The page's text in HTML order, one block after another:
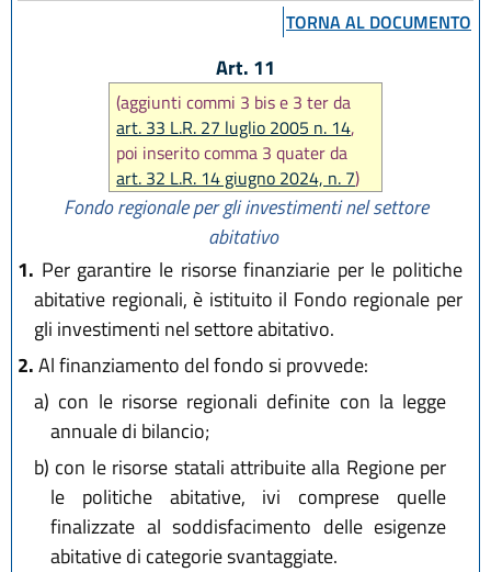
L.R. 22 dicembre 2005 n. 20
L.R. 29 dicembre 2006 n. 20
L.R. 22 dicembre 2009 n. 24
L.R. 22 dicembre 2011 n. 21
L.R. 13 dicembre 2013 n. 24
L.R. 27 giugno 2014 n. 7
L.R. 30 aprile 2015 n. 2
L.R. 15 luglio 2016 n. 11
L.R. 23 dicembre 2016 n. 25
L.R. 1 agosto 2017, n. 18
L.R. 22 ottobre 2018, n. 14
L.R. 30 luglio 2019, n. 13
L.R. 1 agosto 2019, n. 17
L.R. 29 dicembre 2020, n. 11
L.R. 3 agosto 2022, n. 11
L.R. 14 giugno 2024, n. 7
L.R. 11 giugno 2026, n. 6
TORNA AL DOCUMENTO
Art. 11
(aggiunti commi 3 bis e 3 ter da
art. 33 L.R. 27 luglio 2005 n. 14,
poi inserito comma 3 quater da
art. 32 L.R. 14 giugno 2024, n. 7)
Fondo regionale per gli investimenti nel settore
abitativo
1. Per garantire le risorse finanziarie per le politiche
abitative regionali, è istituito il Fondo regionale per
gli investimenti nel settore abitativo.
2.Al finanziamento del fondo si provvede:
a) con le risorse regionali definite con la legge
annuale di bilancio;
b) con le risorse statali attribuite alla Regione per
le politiche abitative, ivi comprese quelle
finalizzate al soddisfacimento delle esigenze
abitative di categorie svantaggiate.